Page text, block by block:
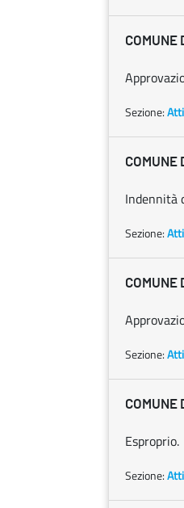
COMUNE
Sezione:
COMUNE
Indennità
Sezione:
COMUNE
Sezione:
COMUNE
Esproprio.
Sezione: